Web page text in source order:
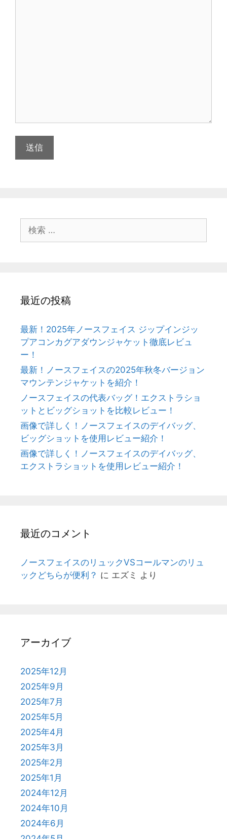
索:
最近の投稿
最新！2025年ノースフェイス ジップインジッ
プアコンカグアダウンジャケット徹底レビュ
ー！
最新！ノースフェイスの2025年秋冬バージョン
マウンテンジャケットを紹介！
ノースフェイスの代表バッグ！エクストラショ
ットとビッグショットを比較レビュー！
画像で詳しく！ノースフェイスのデイバッグ、
ビッグショットを使用レビュー紹介！
画像で詳しく！ノースフェイスのデイバッグ、
エクストラショットを使用レビュー紹介！
最近のコメント
ノースフェイスのリュックVSコールマンのリュ
ックどちらが便利？ に エズミ より
アーカイブ
2025年12月
2025年9月
2025年7月
2025年5月
2025年4月
2025年3月
2025年2月
2025年1月
2024年12月
2024年10月
2024年6月